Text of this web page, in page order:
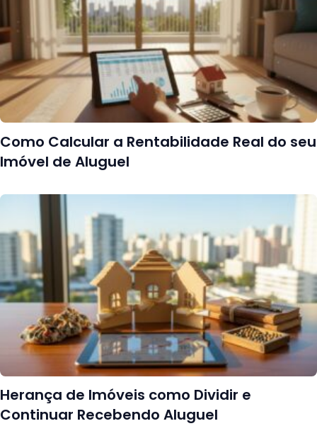
Como Calcular a Rentabilidade Real do seu
Imóvel de Aluguel
Herança de Imóveis como Dividir e
Continuar Recebendo Aluguel